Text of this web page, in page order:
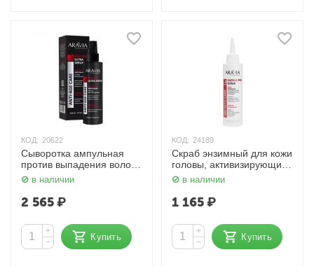
КОД: 20622
Сыворотка ампульная
против выпадения волос
150 мл Aravia
в наличии
2 565₽
+
−
Купить
КОД: 24189
Скраб энзимный для кожи
головы, активизирующий
рост волос 150 мл Aravia
в наличии
1 165₽
+
−
Купить